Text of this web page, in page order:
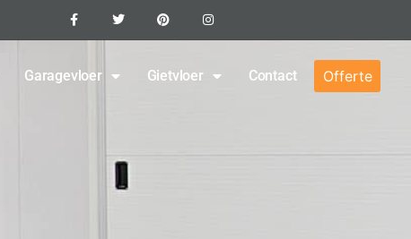
Garagevloer Gietvloer Contact Offerte